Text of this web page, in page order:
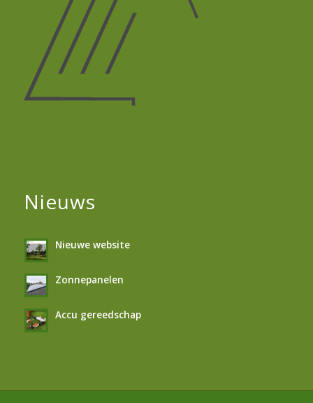
Nieuws
Nieuwe website
Zonnepanelen
Accu gereedschap